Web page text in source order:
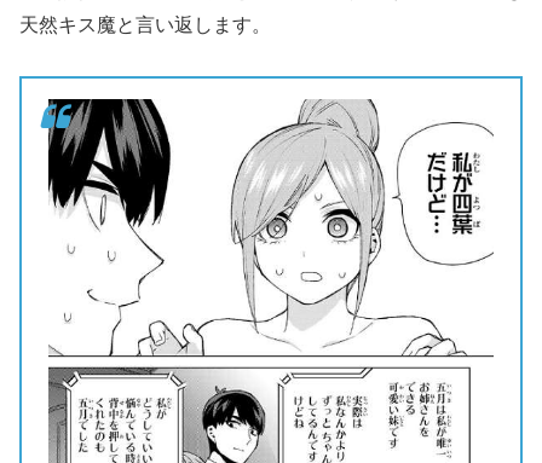
天然キス魔と言い返します。